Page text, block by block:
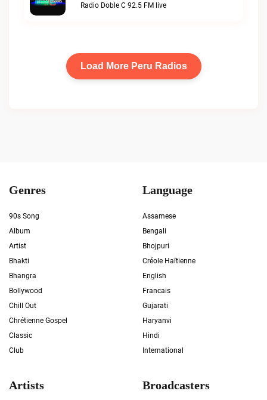
Radio Doble C 92.5 FM live
Load More Peru Radios
Genres
90s Song
Album
Artist
Bhakti
Bhangra
Bollywood
Chill Out
Chrétienne Gospel
Classic
Club
Language
Assamese
Bengali
Bhojpuri
Créole Haïtienne
English
Francais
Gujarati
Haryanvi
Hindi
International
Artists Broadcasters